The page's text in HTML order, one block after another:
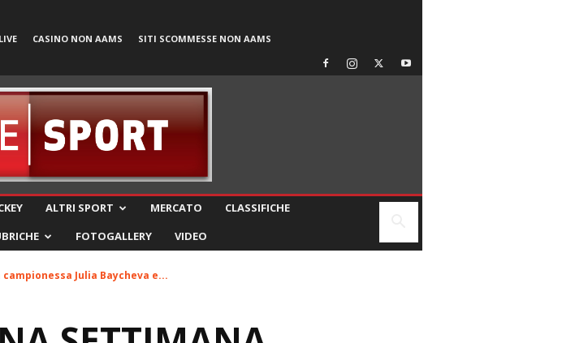
CASINO NON AAMS SITI SCOMMESSE NON AAMS
ALTRI SPORT MERCATO
CLASSIFICHE
FOTOGALLERY VIDEO
Julia Baycheva e...